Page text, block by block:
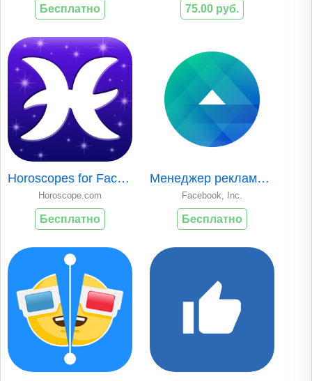
Бесплатно 75.00 руб.
Horoscopes for Facebook
Horoscope.com
Бесплатно
Менеджер рекламы на Facebook
Facebook, Inc.
Бесплатно